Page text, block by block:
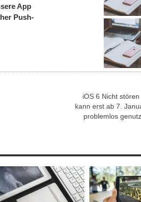
App
Push-
iOS 6 Nicht
kann erst ab 7.
problemlos